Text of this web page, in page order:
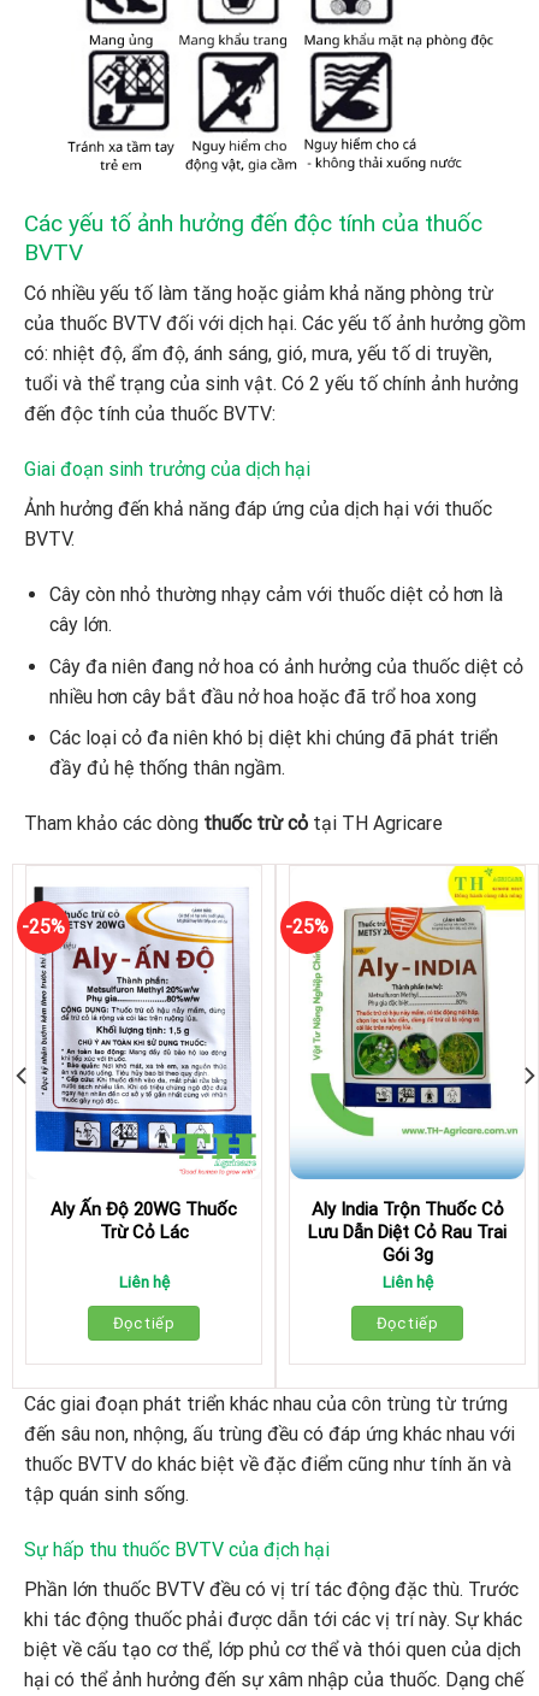
Các yếu tố ảnh hưởng đến độc tính của thuốc
BVTV
Có nhiều yếu tố làm tăng hoặc giảm khả năng phòng trừ
của thuốc BVTV đối với dịch hại. Các yếu tố ảnh hưởng gồm
có: nhiệt độ, ẩm độ, ánh sáng, gió, mưa, yếu tố di truyền,
tuổi và thể trạng của sinh vật. Có 2 yếu tố chính ảnh hưởng
đến độc tính của thuốc BVTV:
Giai đoạn sinh trưởng của dịch hại
Ảnh hưởng đến khả năng đáp ứng của dịch hại với thuốc
BVTV.
Cây còn nhỏ thường nhạy cảm với thuốc diệt cỏ hơn là
cây lớn.
Cây đa niên đang nở hoa có ảnh hưởng của thuốc diệt cỏ
nhiều hơn cây bắt đầu nở hoa hoặc đã trổ hoa xong
Các loại cỏ đa niên khó bị diệt khi chúng đã phát triển
đầy đủ hệ thống thân ngầm.
Tham khảo các dòng thuốc trừ cỏ tại TH Agricare
-25%
Aly Ấn Độ 20WG Thuốc
Trừ Cỏ Lác
Liên hệ
Đọc tiếp
-25%
Aly India Trộn Thuốc Cỏ
Lưu Dẫn Diệt Cỏ Rau Trai
Gói 3g
Liên hệ
Đọc tiếp
Các giai đoạn phát triển khác nhau của côn trùng từ trứng
đến sâu non, nhộng, ấu trùng đều có đáp ứng khác nhau với
thuốc BVTV do khác biệt về đặc điểm cũng như tính ăn và
tập quán sinh sống.
Sự hấp thu thuốc BVTV của địch hại
Phần lớn thuốc BVTV đều có vị trí tác động đặc thù. Trước
khi tác động thuốc phải được dẫn tới các vị trí này. Sự khác
biệt về cấu tạo cơ thể, lớp phủ cơ thể và thói quen của dịch
hại có thể ảnh hưởng đến sự xâm nhập của thuốc. Dạng chế